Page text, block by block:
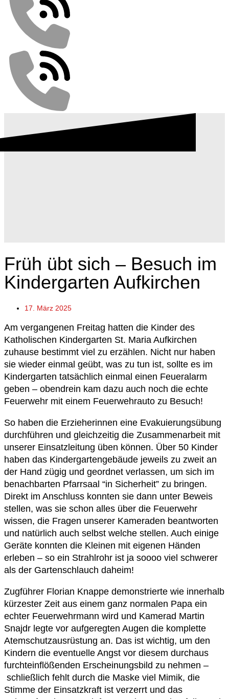
Früh übt sich – Besuch im
Kindergarten Aufkirchen
17. März 2025
Am vergangenen Freitag hatten die Kinder des
Katholischen Kindergarten St. Maria Aufkirchen
zuhause bestimmt viel zu erzählen. Nicht nur haben
sie wieder einmal geübt, was zu tun ist, sollte es im
Kindergarten tatsächlich einmal einen Feueralarm
geben – obendrein kam dazu auch noch die echte
Feuerwehr mit einem Feuerwehrauto zu Besuch!
So haben die Erzieherinnen eine Evakuierungsübung
durchführen und gleichzeitig die Zusammenarbeit mit
unserer Einsatzleitung üben können. Über 50 Kinder
haben das Kindergartengebäude jeweils zu zweit an
der Hand zügig und geordnet verlassen, um sich im
benachbarten Pfarrsaal “in Sicherheit” zu bringen.
Direkt im Anschluss konnten sie dann unter Beweis
stellen, was sie schon alles über die Feuerwehr
wissen, die Fragen unserer Kameraden beantworten
und natürlich auch selbst welche stellen. Auch einige
Geräte konnten die Kleinen mit eigenen Händen
erleben – so ein Strahlrohr ist ja soooo viel schwerer
als der Gartenschlauch daheim!
Zugführer Florian Knappe demonstrierte wie innerhalb
kürzester Zeit aus einem ganz normalen Papa ein
echter Feuerwehrmann wird und Kamerad Martin
Snajdr legte vor aufgeregten Augen die komplette
Atemschutzausrüstung an. Das ist wichtig, um den
Kindern die eventuelle Angst vor diesem durchaus
furchteinflößenden Erscheinungsbild zu nehmen –
schließlich fehlt durch die Maske viel Mimik, die
Stimme der Einsatzkraft ist verzerrt und das